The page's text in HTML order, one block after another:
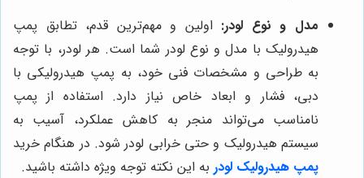
مدل و نوع لودر: اولین و مهم‌ترین قدم، تطابق پمپ
هیدرولیک با مدل و نوع لودر شما است. هر لودر، با توجه
به طراحی و مشخصات فنی خود، به پمپ هیدرولیکی با
دبی، فشار و ابعاد خاص نیاز دارد. استفاده از پمپ
نامناسب می‌تواند منجر به کاهش عملکرد، آسیب به
سیستم هیدرولیک و حتی خرابی لودر شود. در هنگام خرید
پمپ هیدرولیک لودر به این نکته توجه ویژه داشته باشید.